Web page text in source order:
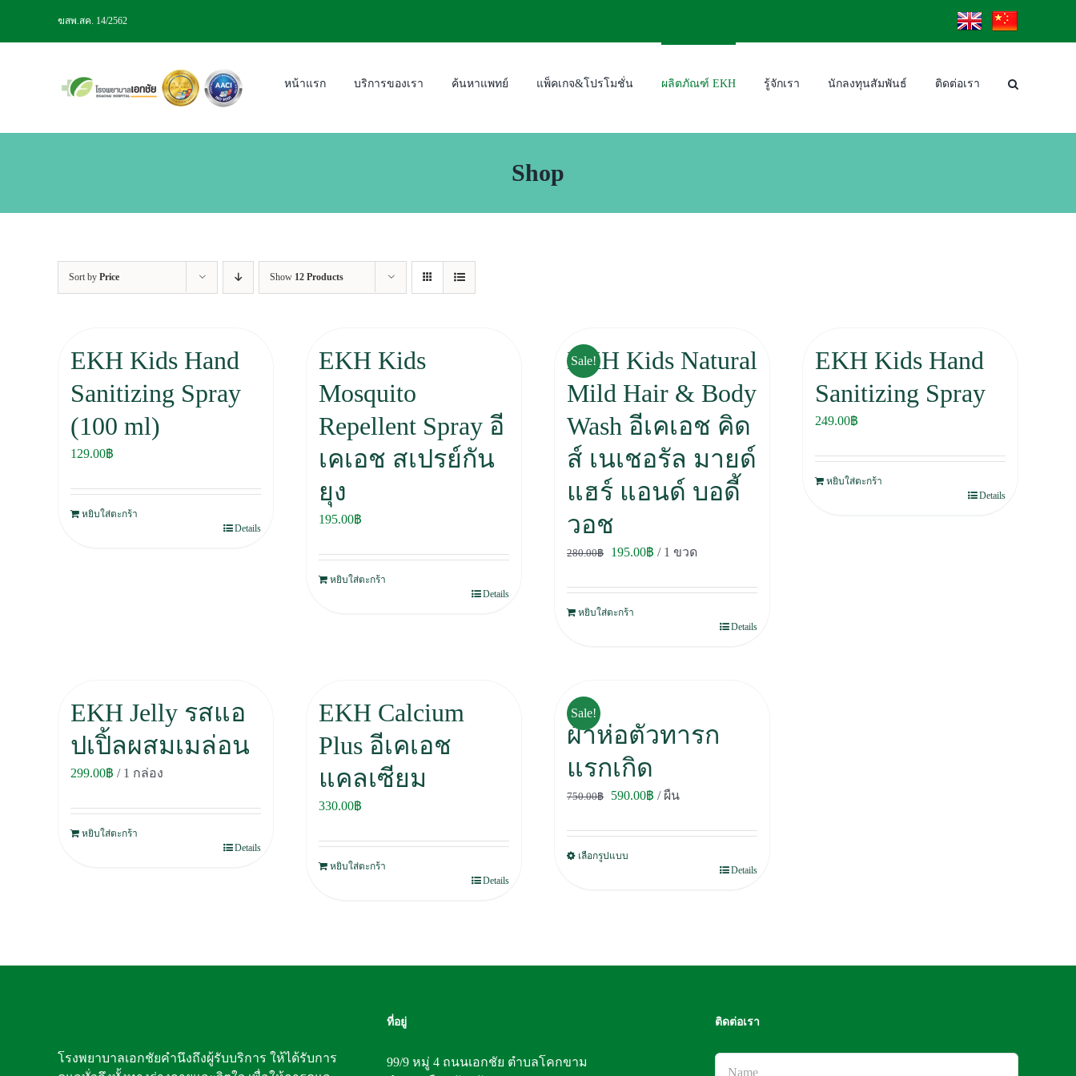
ฆสพ.สค. 14/2562 EN CN
หน้าแรก บริการของเรา ค้นหาแพทย์ แพ็คเกจ&โปรโมชั่น ผลิตภัณฑ์ EKH รู้จักเรา นักลงทุนสัมพันธ์ ติดต่อเรา
Shop
Sort by Price Show 12 Products
EKH Kids Hand
Sanitizing Spray
(100 ml)
129.00฿
หยิบใส่ตะกร้า
Details
EKH Kids
Mosquito
Repellent Spray อี
เคเอช สเปรย์กัน
ยุง
195.00฿
หยิบใส่ตะกร้า
Details
Sale!
EKH Kids Natural
Mild Hair & Body
Wash อีเคเอช คิด
ส์ เนเชอรัล มายด์
แฮร์ แอนด์ บอดี้
วอช
280.00฿
Original
was:
280.00฿.
195.00฿ Current
is:
/ 1 ขวด
หยิบใส่ตะกร้า
Details
EKH Kids Hand
Sanitizing Spray
249.00฿
หยิบใส่ตะกร้า
Details
EKH Jelly รสแอ
ปเปิ้ลผสมเมล่อน
299.00฿ / 1 กล่อง
หยิบใส่ตะกร้า
Details
EKH Calcium
Plus อีเคเอช
แคลเซียม
330.00฿
หยิบใส่ตะกร้า
Details
Sale!
ผ้าห่อตัวทารก
แรกเกิด
750.00฿
Original
was:
750.00฿.
590.00฿ Current
is:
/ ผืน
เลือกรูปแบบ
Details
โรงพยาบาลเอกชัยคำนึงถึงผู้รับบริการ ให้ได้รับการ
ที่อยู่
99/9 หมู่ 4 ถนนเอกชัย ตำบลโคกขาม
ติดต่อเรา